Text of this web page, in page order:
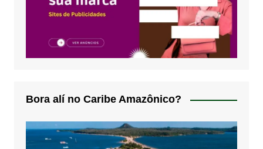
Bora alí no Caribe Amazônico?